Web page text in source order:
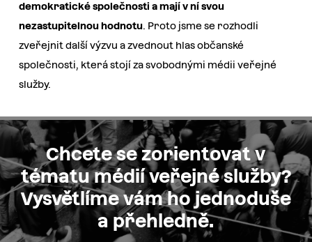
demokratické společnosti a mají v ní svou
nezastupitelnou hodnotu. Proto jsme se rozhodli
zveřejnit další výzvu a zvednout hlas občanské
společnosti, která stojí za svobodnými médii veřejné
služby.
Chcete se zorientovat v
tématu médií veřejné služby?
Vysvětlíme vám ho jednoduše
a přehledně.